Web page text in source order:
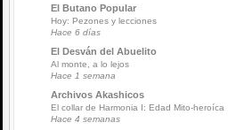
El Butano Popular
Hoy: Pezones y lecciones
Hace 6 días
El Desván del Abuelito
Al monte, a lo lejos
Hace 1 semana
Archivos Akashicos
El collar de Harmonia I: Edad Mito-heroíca
Hace 4 semanas